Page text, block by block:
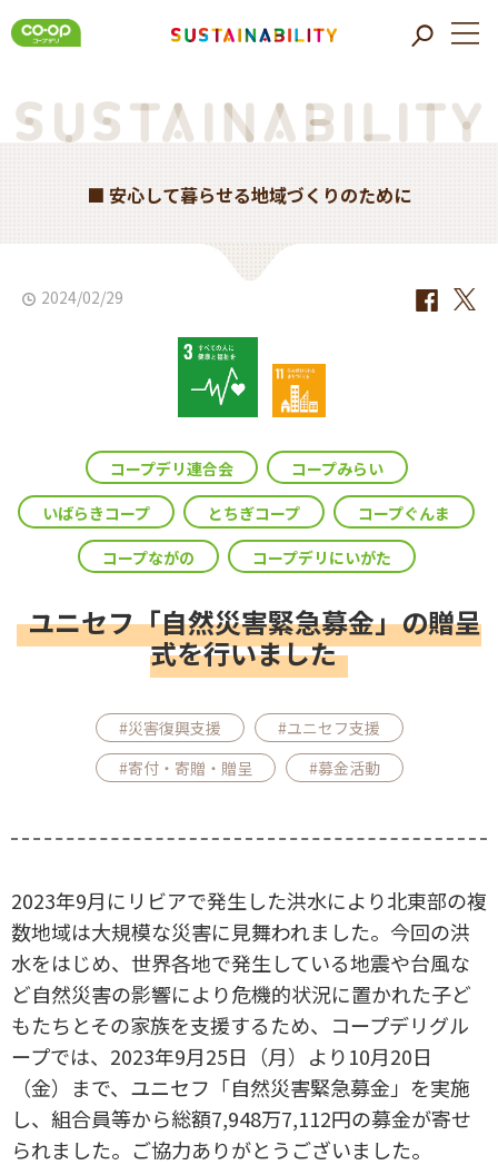
■ 安心して暮らせる地域づくりのために
2024/02/29
コープデリ連合会
コープみらい
いばらきコープ
とちぎコープ
コープぐんま
コープながの
コープデリにいがた
ユニセフ「自然災害緊急募金」の贈呈
式を行いました
#災害復興支援
#ユニセフ支援
#寄付・寄贈・贈呈
#募金活動
2023年9月にリビアで発生した洪水により北東部の複
数地域は大規模な災害に見舞われました。今回の洪
水をはじめ、世界各地で発生している地震や台風な
ど自然災害の影響により危機的状況に置かれた子ど
もたちとその家族を支援するため、コープデリグル
ープでは、2023年9月25日（月）より10月20日
（金）まで、ユニセフ「自然災害緊急募金」を実施
し、組合員等から総額7,948万7,112円の募金が寄せ
られました。ご協力ありがとうございました。